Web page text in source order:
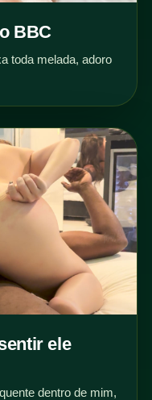
BBC
toda melada, adoro
ele
dentro de mim,